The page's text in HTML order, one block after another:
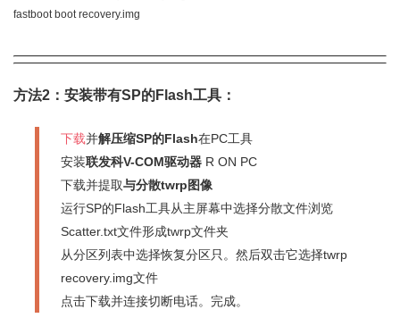
fastboot boot recovery.img
方法2：安装带有SP的Flash工具：
下载并解压缩SP的Flash在PC工具
安装联发科V-COM驱动器 R ON PC
下载并提取与分散twrp图像
运行SP的Flash工具从主屏幕中选择分散文件浏览
Scatter.txt文件形成twrp文件夹
从分区列表中选择恢复分区只。然后双击它选择twrp
recovery.img文件
点击下载并连接切断电话。完成。